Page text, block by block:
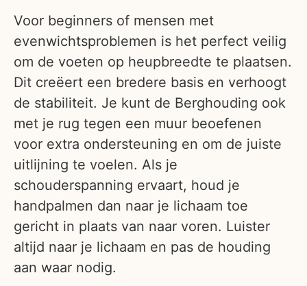
Voor beginners of mensen met
evenwichtsproblemen is het perfect veilig
om de voeten op heupbreedte te plaatsen.
Dit creëert een bredere basis en verhoogt
de stabiliteit. Je kunt de Berghouding ook
met je rug tegen een muur beoefenen
voor extra ondersteuning en om de juiste
uitlijning te voelen. Als je
schouderspanning ervaart, houd je
handpalmen dan naar je lichaam toe
gericht in plaats van naar voren. Luister
altijd naar je lichaam en pas de houding
aan waar nodig.